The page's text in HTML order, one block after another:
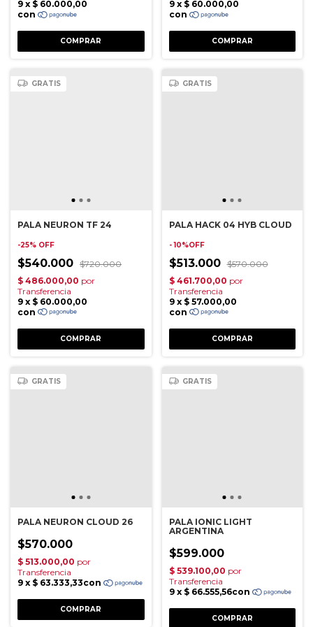
GRATIS
PALA NEURON TF 24
-25% OFF
$540.000 $720.000
GRATIS
PALA HACK 04 HYB CLOUD
- 10%OFF
$513.000 $570.000
GRATIS
PALA NEURON CLOUD 26
$570.000
GRATIS
PALA IONIC LIGHT
ARGENTINA
$599.000